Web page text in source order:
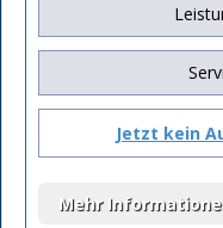
Jetzt kein